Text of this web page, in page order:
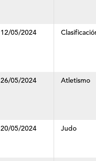
12/05/2024
26/05/2024 Atletismo
20/05/2024 Judo